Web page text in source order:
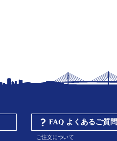
FAQ よくあるご質問
ご注文について